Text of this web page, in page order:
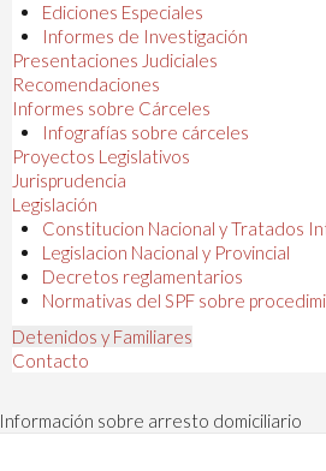
Ediciones Especiales
Informes de Investigación
Presentaciones Judiciales
Recomendaciones
Informes sobre Cárceles
Infografías sobre cárceles
Proyectos Legislativos
Jurisprudencia
Legislación
Constitucion Nacional y Tratados
Legislacion Nacional y Provincial
Decretos reglamentarios
Normativas del SPF sobre
Detenidos y Familiares
Contacto
Información sobre arresto domiciliario